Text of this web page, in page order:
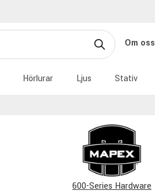
Om oss
Hörlurar Ljus Stativ
600-Series Hardware